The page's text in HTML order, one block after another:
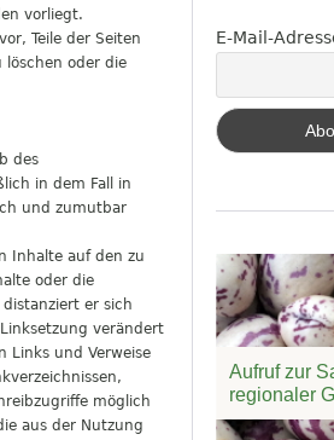
vorliegt.
Teile der Seiten
löschen oder die
des
in dem Fall in
und zumutbar
Inhalte auf den zu
oder die
er sich
verändert
Links und Verweise
möglich
aus der Nutzung
E-Mail-
Aufruf zur
regionaler